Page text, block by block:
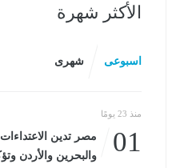
الأكثر شهرة
اسبوعى شهرى
منذ 23 يومًا
01
مصر تدين
والبحرين والأردن